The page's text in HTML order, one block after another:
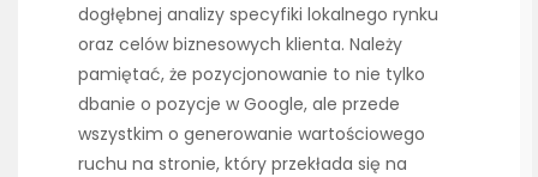
dogłębnej analizy specyfiki lokalnego rynku
oraz celów biznesowych klienta. Należy
pamiętać, że pozycjonowanie to nie tylko
dbanie o pozycje w Google, ale przede
wszystkim o generowanie wartościowego
ruchu na stronie, który przekłada się na